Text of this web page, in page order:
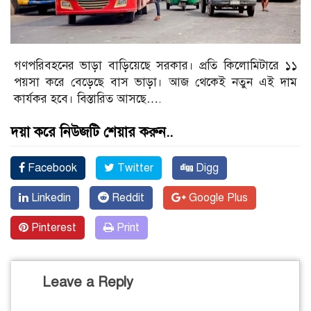
গণপরিবহনের ভাড়া বাড়িয়েছে সরকার। প্রতি কিলোমিটারে ১১
পয়সা করে বেড়েছে বাস ভাড়া। আজ থেকেই নতুন এই দাম
কার্যকর হবে। বিস্তারিত আসছে….
দয়া করে নিউজটি শেয়ার করুন..
Facebook Twitter Digg
Linkedin Reddit Google Plus
Pinterest Print
Leave a Reply